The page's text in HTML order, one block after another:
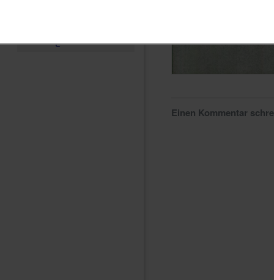
e
Einen Kommentar